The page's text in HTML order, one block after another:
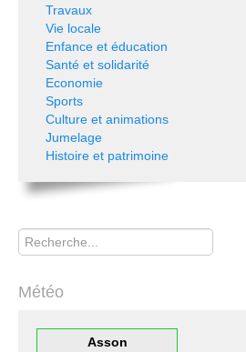
Travaux
Vie locale
Enfance et éducation
Santé et solidarité
Economie
Sports
Culture et animations
Jumelage
Histoire et patrimoine
Rechercher
Météo
Asson